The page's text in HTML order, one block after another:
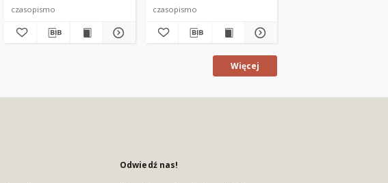
czasopismo czasopismo
Więcej
Odwiedź nas!